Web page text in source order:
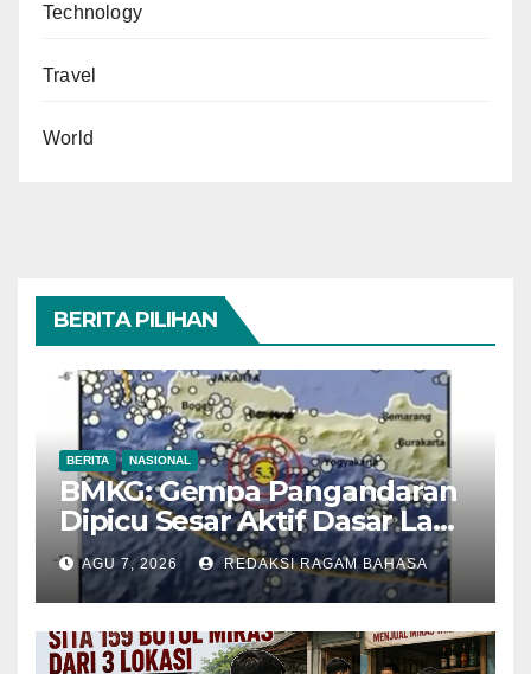
Technology
Travel
World
BERITA PILIHAN
BERITA NASIONAL
BMKG: Gempa Pangandaran
Dipicu Sesar Aktif Dasar Laut,
Getarannya Terasa hingga
Sukabumi
AGU 7, 2026 REDAKSI RAGAM BAHASA